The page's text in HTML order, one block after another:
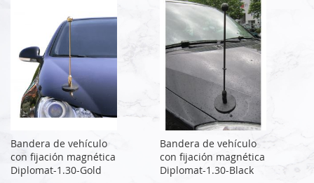
Bandera de vehículo
con fijación magnética
Diplomat-1.30-Gold
Bandera de vehículo
con fijación magnética
Diplomat-1.30-Black